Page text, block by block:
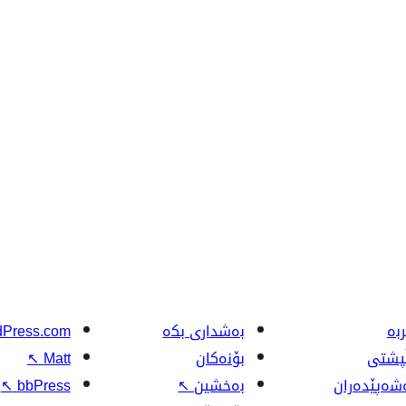
بەشداری بکە
بۆنەکان
بەخشین↖
Matt
↖
bbPress
↖